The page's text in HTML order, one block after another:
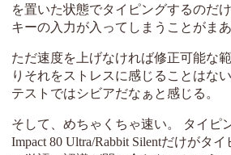
を置いた状態でタイピングするのだ
キーの入力が入ってしまうことがまあ
ただ速度を上げなければ修正可能な
りそれをストレスに感じることはな
テストではシビアだなぁと感じる。
そして、めちゃくちゃ速い。 タイピ
Impact 80 Ultra/Rabbit Silentだけがタ